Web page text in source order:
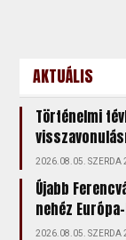
AKTUÁLIS
Történelmi
2026.08.05. SZERDA
Újabb
nehéz
2026.08.05. SZERDA